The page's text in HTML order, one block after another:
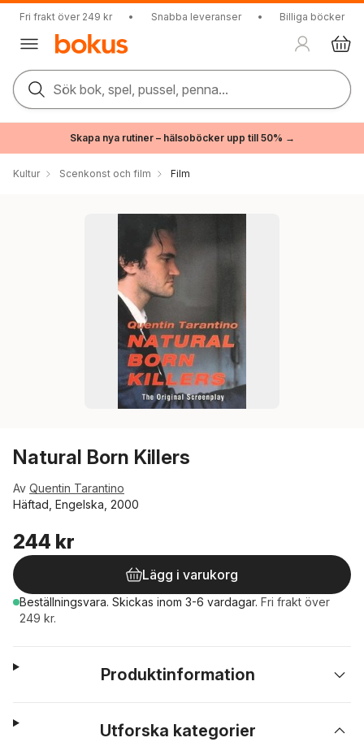
Fri frakt över 249 kr • Snabba leveranser • Billiga böcker
Sök bok, spel, pussel, penna...
Skapa nya rutiner – hälsoböcker upp till 50% →
Kultur Scenkonst och film Film
Natural Born Killers
Av Quentin Tarantino
Häftad, Engelska, 2000
244 kr
Lägg i varukorg
Beställningsvara. Skickas inom 3-6 vardagar. Fri frakt över
249 kr.
Produktinformation
Utforska kategorier